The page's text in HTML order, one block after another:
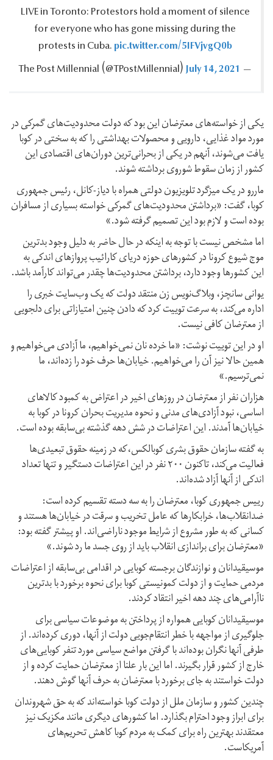
LIVE in Toronto: Protestors hold a moment of silence
for everyone who has gone missing during the
protests in Cuba.‎pic.twitter.com/5IFVjvgQ0b
— The Post Millennial ‪(@TPostMillennial)‬
July 14, 2021
یکی از خواسته‌های معترضان این بود که دولت محدودیت‌های گمرکی در
مورد مواد غذایی، دارویی و محصولات بهداشتی را که به سختی در کوبا
یافت می‌شوند، آنهم در یکی از بحرانی‌ترین دوران‌های اقتصادی این
کشور از زمان سقوط شوروی برداشته شوند.
ماررو در یک میزگرد تلویزیون دولتی همراه با دیاز-کانل، رئیس جمهوری
کوبا، گفت: «برداشتن محدودیت‌های گمرکی خواسته بسیاری از مسافران
بوده است و لازم بود این تصمیم گرفته شود.»
اما مشخص نیست با توجه به اینکه در حال حاضر به دلیل وجود بدترین
موج شیوع کرونا در کشورهای حوزه دریای کارائیب پروازهای اندکی به
این کشورها وجود دارد، برداشتن محدودیت‌ها چقدر می‌تواند کارآمد باشد.
یوانی سانچز، وبلاگ‌نویس زن منتقد دولت که یک وب‌سایت خبری را
اداره می‌کند، به سرعت توییت کرد که دادن چنین امتیازاتی برای دلجویی
از معترضان کافی نیست.
او در این توییت نوشت: «ما خرده نان نمی‌خواهیم، ما آزادی می‌خواهیم و
همین حالا نیز آن را می‌خواهیم. خیابان‌ها حرف خود را زده‌اند، ما
نمی‌ترسیم.»
هزاران نفر از معترضان در روزهای اخیر در اعتراض به کمبود کالاهای
اساسی، نبود آزادی‌های مدنی و نحوه مدیریت بحران کرونا در کوبا به
خیابان‌ها آمدند. این اعتراضات در شش دهه گذشته بی‌سابقه بوده است.
به گفته سازمان حقوق بشری کوبالکس،که در زمینه حقوق تبعیدی‌ها
فعالیت می‌کند، تاکنون ۲۰۰ نفر در این اعتراضات دستگیر و تنها تعداد
اندکی از آنها آزاد شده‌اند.
رییس‌ جمهوری کوبا، معترضان را به سه دسته تقسیم کرده است:
ضدانقلاب‌ها، خرابکارها که عامل تخریب و سرقت در خیابان‌ها هستند و
کسانی که به طور مشروع از شرایط موجود ناراضی‌اند. او پیشتر گفته بود:
«معترضان برای براندازی انقلاب باید از روی جسد ما رد شوند.»
موسیقیدانان و نوازندگان برجسته کوبایی در اقدامی بی‌سابقه از اعتراضات
مردمی حمایت و از دولت کمونیستی کوبا برای نحوه برخورد با بدترین
ناآرامی‌های چند دهه اخیر انتقاد کردند.
موسیقیدانان کوبایی همواره از پرداختن به موضوعات سیاسی برای
جلوگیری از مواجهه با خطر انتقام‌جویی دولت از آنها، دوری کرده‌اند. از
طرفی آنها نگران بوده‌اند با گرفتن مواضع سیاسی مورد تنفر کوبایی‌های
خارج از کشور قرار بگیرند. اما این‌ بار علنا از معترضان حمایت کرده و از
دولت خواستند به جای برخورد با معترضان به حرف آنها گوش دهند.
چندین کشور و سازمان ملل از دولت کوبا خواسته‌اند که به حق شهروندان
برای ابراز وجود احترام بگذارد. اما کشورهای دیگری مانند مکزیک نیز
معتقدند بهترین راه برای کمک به مردم کوبا کاهش تحریم‌های
آمریکاست.